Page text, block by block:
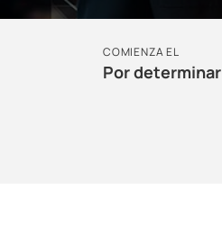
COMIENZA EL
Por determinar